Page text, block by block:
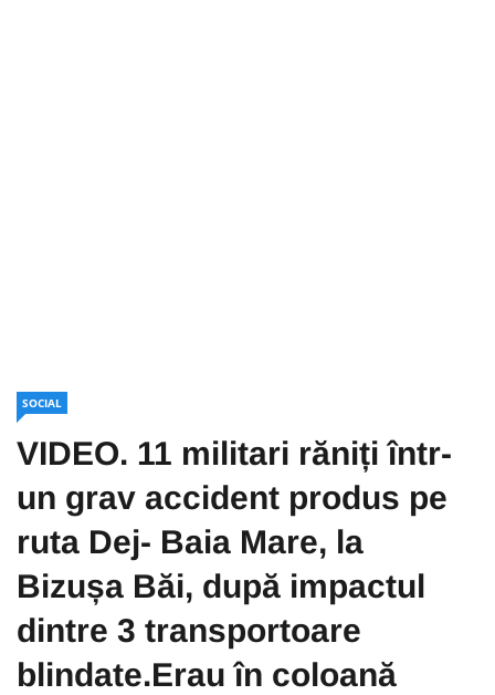
SOCIAL
VIDEO. 11 militari răniți într-
un grav accident produs pe
ruta Dej- Baia Mare, la
Bizușa Băi, după impactul
dintre 3 transportoare
blindate.Erau în coloană